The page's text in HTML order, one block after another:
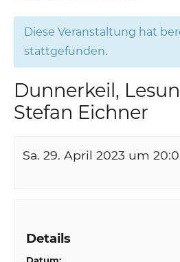
Diese Veranstaltung hat
stattgefunden.
Dunnerkeil,
Stefan Eichner
Sa. 29. April 2023 um
Details